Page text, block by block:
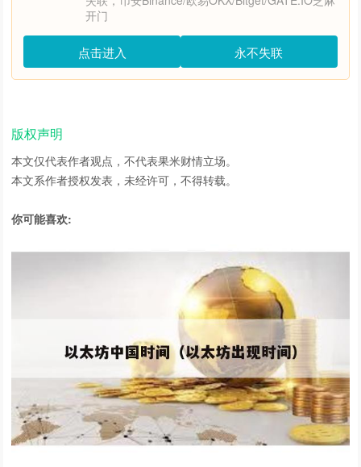
开门
点击进入 永不失联
版权声明
本文仅代表作者观点，不代表果米财情立场。
本文系作者授权发表，未经许可，不得转载。
你可能喜欢: